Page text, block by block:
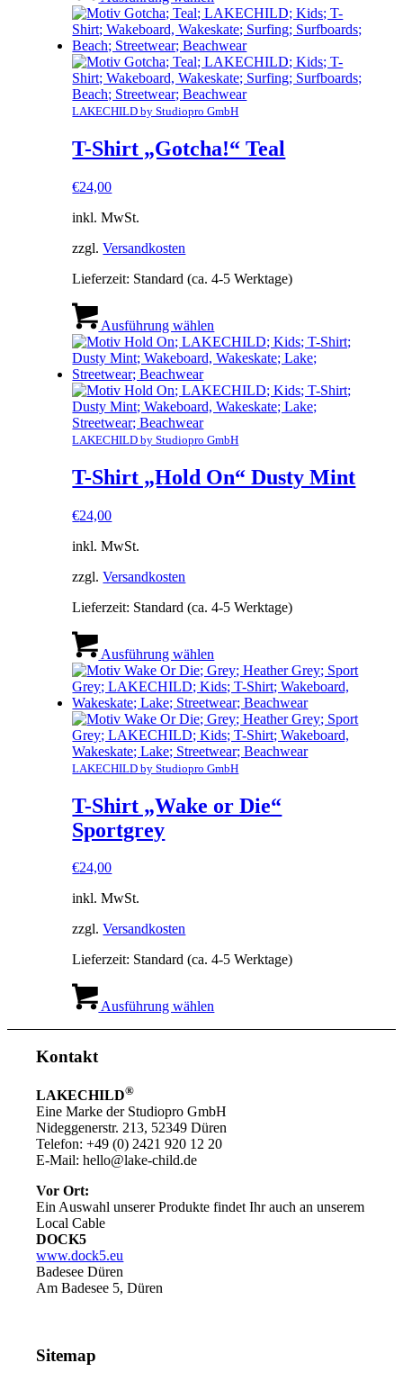
weist
mehrere
Varianten
auf.
Die
Optionen
können
der
Produktseite
LAKECHILD by Studiopro GmbH
T-Shirt „Gotcha!“ Teal
€24,00
inkl. MwSt.
zzgl.Versandkosten
Lieferzeit: Standard (ca. 4-5 Werktage)
Ausführung wählen
weist
mehrere
auf.
Die
können
der
Produktseite
LAKECHILD by Studiopro GmbH
T-Shirt „Hold On“ Dusty Mint
€24,00
inkl. MwSt.
zzgl.Versandkosten
Lieferzeit: Standard (ca. 4-5 Werktage)
Ausführung wählen
weist
mehrere
Varianten
auf.
Die
Optionen
können
Produktseite
LAKECHILD by Studiopro GmbH
T-Shirt „Wake or Die“
Sportgrey
€24,00
inkl. MwSt.
zzgl.Versandkosten
Lieferzeit: Standard (ca. 4-5 Werktage)
Ausführung wählen
Optionen
können
auf
der
werden
Kontakt
LAKECHILD®
Eine Marke der Studiopro GmbH
Nideggenerstr. 213, 52349 Düren
Telefon: +49 (0) 2421 920 12 20
E-Mail: hello@lake-child.de
Vor Ort:
Ein Auswahl unserer Produkte findet Ihr auch an unserem
Local Cable
DOCK5
www.dock5.eu
Badesee Düren
Am Badesee 5, Düren
Sitemap